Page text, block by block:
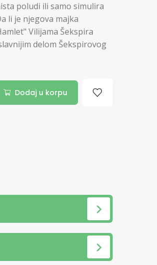
poludi ili samo simulira
li je njegova majka
Vilijama Šekspira
delom Šekspirovog
Dodaj u korpu